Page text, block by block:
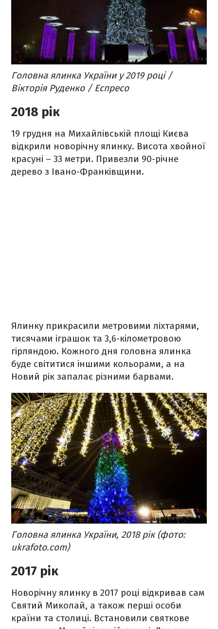
Головна ялинка України у 2019 році /
Вікторія Руденко / Еспресо
2018 рік
19 грудня на Михайлівській площі Києва
відкрили новорічну ялинку. Висота хвойної
красуні – 33 метри. Привезли 90-річне
дерево з Івано-Франківщини.
Ялинку прикрасили метровими ліхтарями,
тисячами іграшок та 3,6-кілометровою
гірляндою. Кожного дня головна ялинка
буде світитися іншими кольорами, а на
Новий рік запалає різними барвами.
Головна ялинка України, 2018 рік (фото:
ukrafoto.com)
2017 рік
Новорічну ялинку в 2017 році відкривав сам
Святий Миколай, а також перші особи
країни та столиці. Встановили святкове